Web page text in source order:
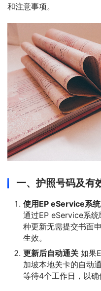
和注意事项。
一、护照号码及有
使用EP eService系
通过EP eService系
种更新无需提交书面
生效。
更新后自动通关 如果
加坡本地关卡的自动
等待4个工作日，以确